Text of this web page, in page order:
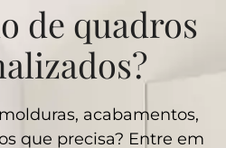
de quadros
acabamentos,
que precisa? Entre em